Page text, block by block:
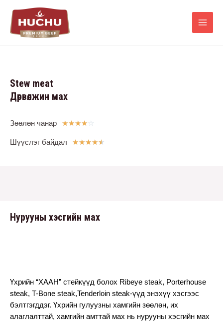
Stew meat
Дөрвөлжин мах
Зөөлөн чанар ☆☆☆☆☆
Шүүслэг байдал ★★★★★
Нурууны хэсгийн мах
Үхрийн “ХААН” стейкүүд болох Ribeye steak, Porterhouse
steak, T-Bone steak,Tenderloin steak-үүд энэхүү хэсгээс
бэлтгэгддэг. Үхрийн гулуузны хамгийн зөөлөн, их
алаглалттай, хамгийн амттай мах нь нурууны хэсгийн мах